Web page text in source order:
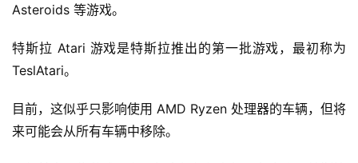
Asteroids 等游戏。
特斯拉 Atari 游戏是特斯拉推出的第一批游戏，最初称为
TeslAtari。
目前，这似乎只影响使用 AMD Ryzen 处理器的车辆，但将
来可能会从所有车辆中移除。